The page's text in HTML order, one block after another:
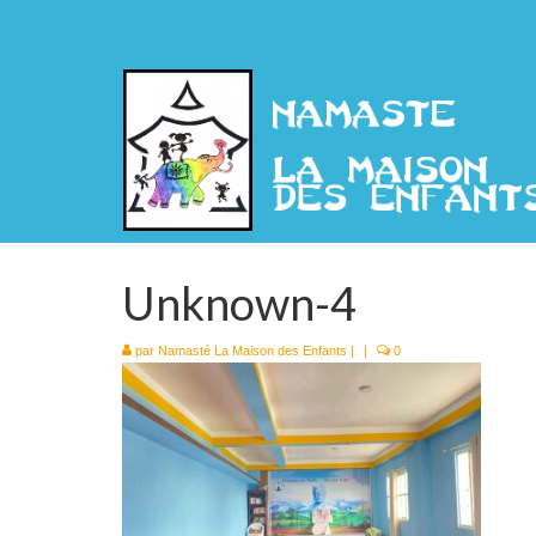
Unknown-4
par Namasté La Maison des Enfants | | 0